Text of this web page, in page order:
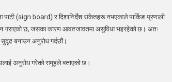
पाटी (sign board) र दिशानिर्देश संकेतहरू नभएकाले पार्किङ प्रणाली
गराएको छ, जसका कारण आवतजावतमा असुविधा भइरहेको छ। अतः
सुदृढ बनाउन अनुरोध गर्दछौं।
अनुरोध गरेको समूहले बताएको छ।